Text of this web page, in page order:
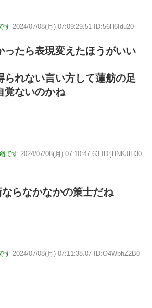
す 2024/07/08(月) 07:09:29.51 ID:56H6Idu20
ったら表現変えたほうがいい
られない言い方して蓮舫の足
覚ないのかね
です 2024/07/08(月) 07:10:47.63 ID:jHNKJlH30
らなかなかの策士だね
す 2024/07/08(月) 07:11:38.07 ID:O4WbhZ2B0